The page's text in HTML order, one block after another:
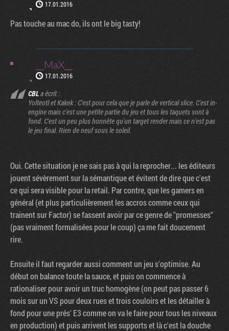
17.01.2016
Pas touche au mac do, ils ont le big tasty!
__MaX__
17.01.2016
CBLa écrit :
Yolteotl et Kakek : C'est pour cela que je parle de vertical slice. C'est in-
engine mais c'est une petite partie du jeu et tous les taquets sont à
fond. C'est un peu plus honnête qu'un target render mais ce n'est pas
le jeu final. Rien de neuf sous le soleil.
Oui. Cette situation je ne sais pas à qui la reprocher... les éditeurs
jouent sévèrement sur la sémantique et évitent de dire que c'est
ce qui sera visible pour la retail. Par contre, que les gamers en
général (et plus particulièrement les accros comme ceux qui
trainent sur Factor) se fassent avoir par ce genre de "promesses"
(pas vraiment formalisées pour le coup) ça me fait doucement
rire.
Ensuite il faut regarder aussi comment un jeu s'optimise. Au
début on balance toute la sauce, et puis on commence à
rationaliser pour avoir un truc homogène (on peut pas passer 6
mois sur un VS pour deux rues et trois couloirs et les détailler à
fond pour une prés' E3 comme on va le faire pour tous les niveaux
en production) et puis arrivent les supports et là c'est la douche